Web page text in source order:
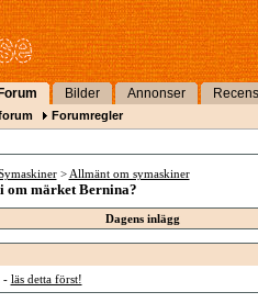
Forum Bilder Annonser
Forumregler
> Allmänt om symaskiner
om märket Bernina?
Dagens inlägg
- läs detta först!